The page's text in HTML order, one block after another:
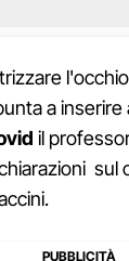
a inserire
il
sul